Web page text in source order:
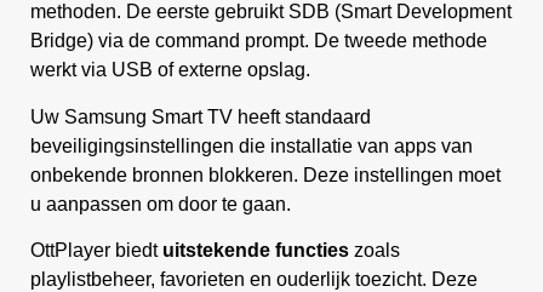
methoden. De eerste gebruikt SDB (Smart Development
Bridge) via de command prompt. De tweede methode
werkt via USB of externe opslag.
Uw Samsung Smart TV heeft standaard
beveiligingsinstellingen die installatie van apps van
onbekende bronnen blokkeren. Deze instellingen moet
u aanpassen om door te gaan.
OttPlayer biedt uitstekende functies zoals
playlistbeheer, favorieten en ouderlijk toezicht. Deze